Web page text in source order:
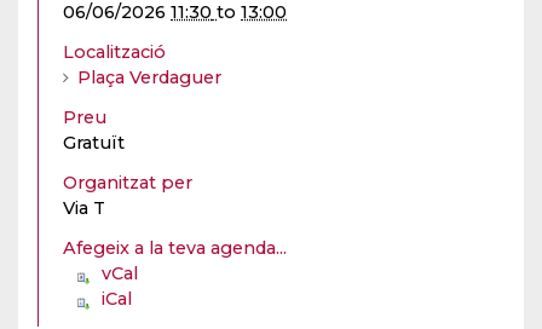
06/06/2026 11:30 to 13:00
Localització
Plaça Verdaguer
Preu
Gratuït
Organitzat per
Via T
Afegeix a la teva agenda...
vCal
iCal